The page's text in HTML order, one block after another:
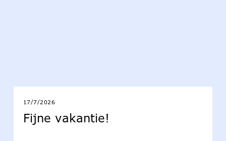
17/7/2026
Fijne vakantie!